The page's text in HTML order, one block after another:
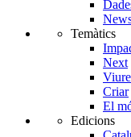
Temàtics
Next
Criar
El
Edicions